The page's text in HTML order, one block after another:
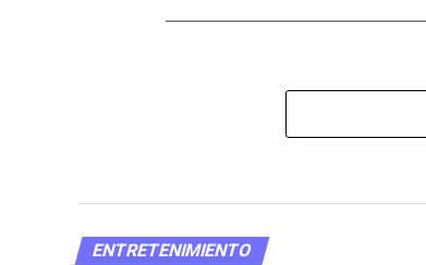
ENTRETENIMIENTO